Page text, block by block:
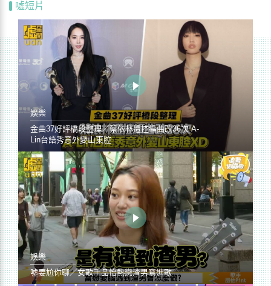
噓短片
娛樂
金曲37好評橋段整理／蔡依林遭控編曲改36次 A-
Lin台語秀意外變山東腔
娛樂
噓要尬你聊／女歌手品怡熱戀渣男寫進歌